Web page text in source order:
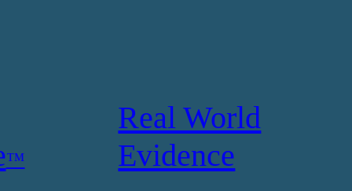
™
Real World
Evidence